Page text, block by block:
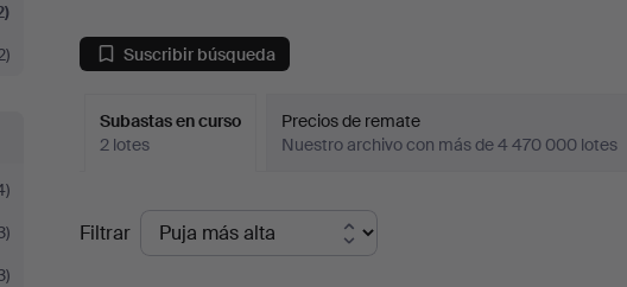
Suscribir búsqueda
Subastas en curso
2 lotes
Precios de remate
Nuestro archivo con más de 4 470 000 lotes
Subastas
en
Filtrar